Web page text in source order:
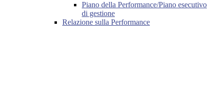
Piano della Performance/Piano esecutivo
di gestione
Relazione sulla Performance